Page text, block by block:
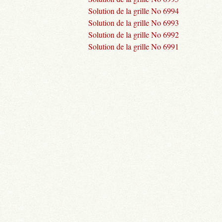
Solution de la grille No 6994
Solution de la grille No 6993
Solution de la grille No 6992
Solution de la grille No 6991